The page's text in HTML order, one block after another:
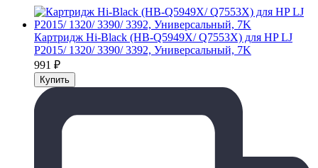
Картридж Hi-Black (HB-Q5949X/ Q7553X) для HP LJ
P2015/ 1320/ 3390/ 3392, Универсальный, 7K
991 ₽